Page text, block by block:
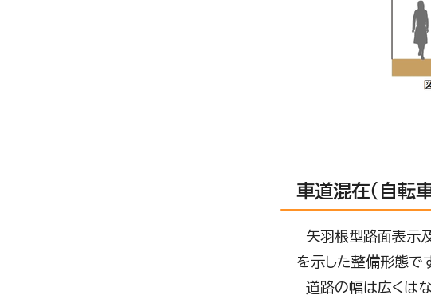
車道混在（自転
矢羽根型路面表示
を示した整備形態です
道路の幅は広くは